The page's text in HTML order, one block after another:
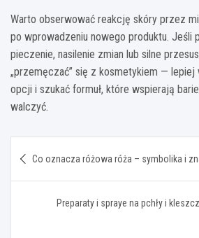
Warto obserwować reakcję skóry przez
po wprowadzeniu nowego produktu. Jeśli
pieczenie, nasilenie zmian lub silne
„przemęczać” się z kosmetykiem — lepiej
opcji i szukać formuł, które wspierają
walczyć.
wpisu
Co oznacza różowa róża – symbolika i
Preparaty i spraye na pchły i